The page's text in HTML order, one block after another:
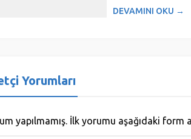
DEVAMINI OKU →
Yorumları
yapılmamış. İlk yorumu aşağıdaki form